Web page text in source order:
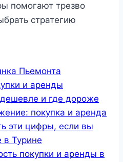
помогают трезво
стратегию
Пьемонта
и аренды
и где дороже
покупка и аренда
эти цифры, если вы
в Турине
покупки и аренды в